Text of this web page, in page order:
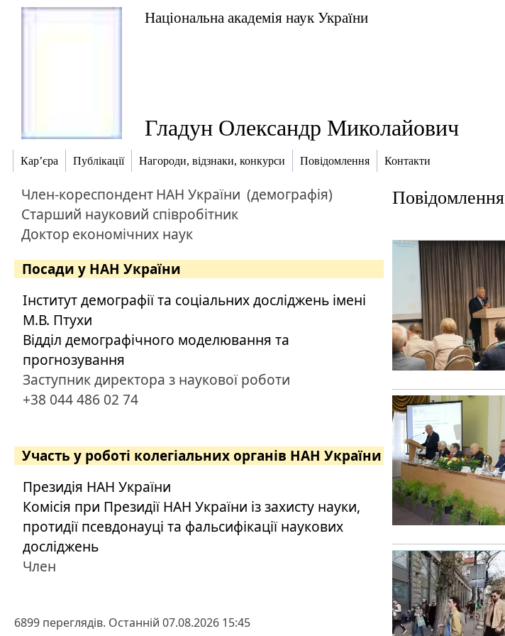
Національна академія наук України
Гладун Олександр Миколайович
Кар’єра Публікації Нагороди, відзнаки, конкурси Повідомлення Контакти
Член-кореспондентНАН України (демографія)
Старший науковий співробітник
Доктор економічних наук
Посади у НАН України
Інститут демографії та соціальних досліджень імені
М.В. Птухи
Відділ демографічного моделювання та
прогнозування
Заступник директора з наукової роботи
+38 044 486 02 74
Участь у роботі колегіальних органів НАН України
Президія НАН України
Комісія при Президії НАН України із захисту науки,
протидії псевдонауці та фальсифікації наукових
досліджень
Член
6899 переглядів. Останній 07.08.2026 15:45
Повідомлення